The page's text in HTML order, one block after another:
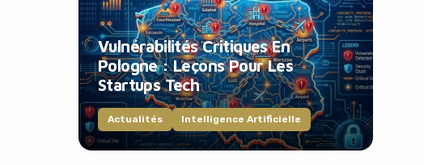
Vulnérabilités Critiques En
Pologne : Leçons Pour Les
Startups Tech
Actualités Intelligence Artificielle